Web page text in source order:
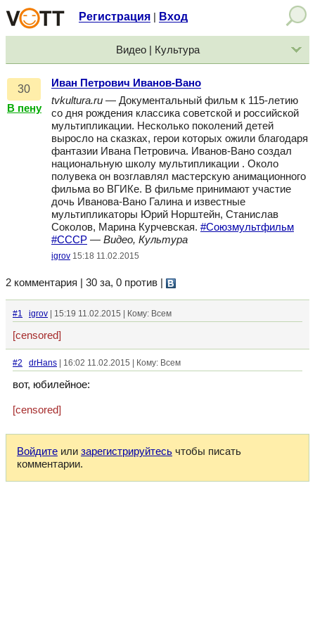
Регистрация Вход
Видео | Культура
30
В пену
Иван Петрович Иванов-Вано
tvkultura.ru — Документальный фильм к 115-летию
со дня рождения классика советской и российской
мультипликации. Несколько поколений детей
выросло на сказках, герои которых ожили благодаря
фантазии Ивана Петровича. Иванов-Вано создал
национальную школу мультипликации . Около
полувека он возглавлял мастерскую анимационного
фильма во ВГИКе. В фильме принимают участие
дочь Иванова-Вано Галина и известные
мультипликаторы Юрий Норштейн, Станислав
Соколов, Марина Курчевская. #Союзмультфильм
#СССР — Видео, Культура
igrov 15:18 11.02.2015
2 комментария | 30 за, 0 против
#1 igrov | 15:19 11.02.2015 | Кому: Всем
[censored]
#2 drHans | 16:02 11.02.2015 | Кому: Всем
вот, юбилейное:
[censored]
Войдите или зарегистрируйтесь чтобы писать
комментарии.